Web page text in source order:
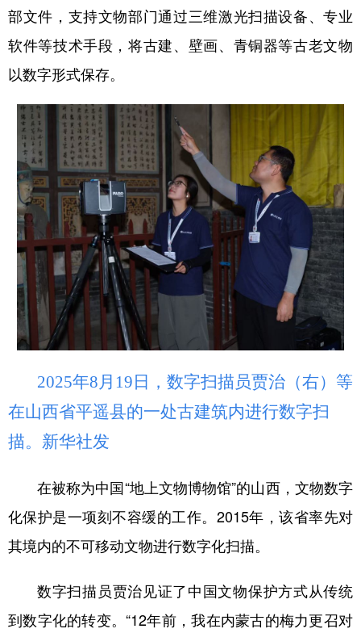
部文件，支持文物部门通过三维激光扫描设备、专业
软件等技术手段，将古建、壁画、青铜器等古老文物
以数字形式保存。
2025年8月19日，数字扫描员贾治（右）等
在山西省平遥县的一处古建筑内进行数字扫
描。新华社发
在被称为中国“地上文物博物馆”的山西，文物数字
化保护是一项刻不容缓的工作。2015年，该省率先对
其境内的不可移动文物进行数字化扫描。
数字扫描员贾治见证了中国文物保护方式从传统
到数字化的转变。“12年前，我在内蒙古的梅力更召对